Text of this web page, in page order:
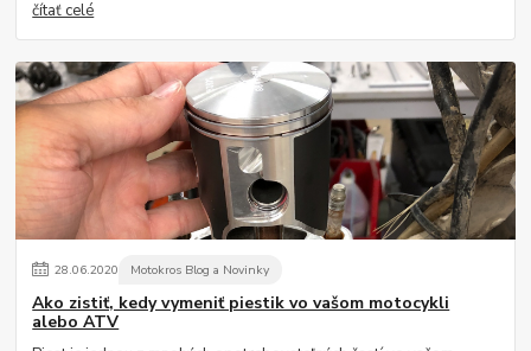
čítať celé
28.06.2020 Motokros Blog a Novinky
Ako zistiť, kedy vymeniť piestik vo vašom motocykli
alebo ATV